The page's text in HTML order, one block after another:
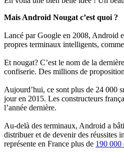
Mais Android Nougat c’est quoi ?
Lancé par Google en 2008, Android
propres terminaux intelligents,
Et nougat? C’est le nom de la
confiserie. Des millions de
Aujourd’hui, ce sont plus de 24 000
jour en 2015. Les constructeurs
l’année dernière.
Au-delà des terminaux, Android a
distribuer et de devenir des réussites
représente en France plus de 190 000